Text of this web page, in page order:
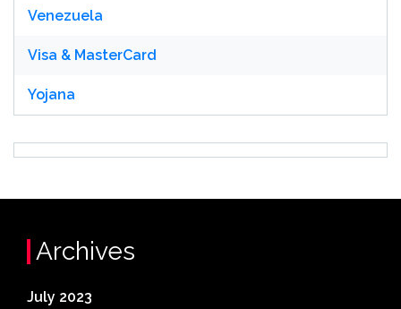
Venezuela
Visa & MasterCard
Yojana
Archives
July 2023